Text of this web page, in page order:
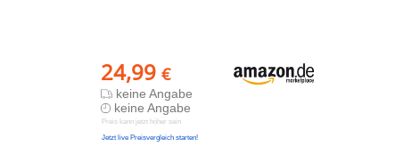
24,99 €
keine Angabe
keine Angabe
Preis kann jetzt höher sein
Jetzt live Preisvergleich starten!